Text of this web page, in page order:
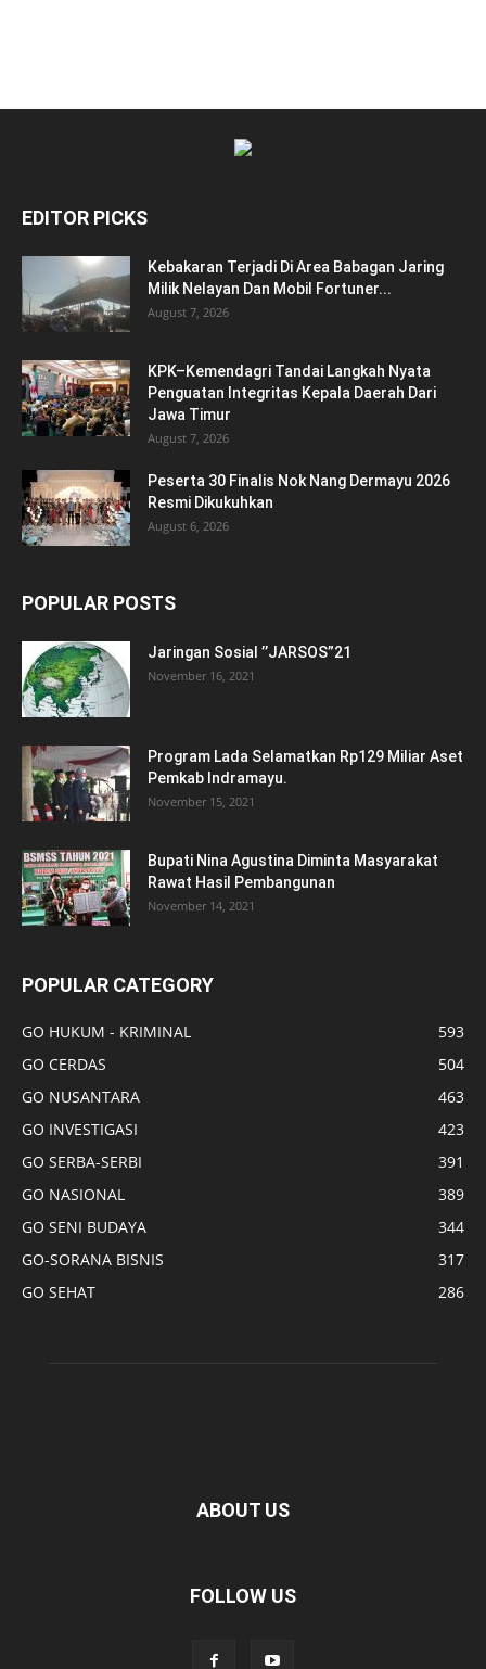
EDITOR PICKS
Kebakaran Terjadi Di Area Babagan Jaring
Milik Nelayan Dan Mobil Fortuner...
August 7, 2026
KPK–Kemendagri Tandai Langkah Nyata
Penguatan Integritas Kepala Daerah Dari
Jawa Timur
August 7, 2026
Peserta 30 Finalis Nok Nang Dermayu 2026
Resmi Dikukuhkan
August 6, 2026
POPULAR POSTS
Jaringan Sosial ’’JARSOS”21
November 16, 2021
Program Lada Selamatkan Rp129 Miliar Aset
Pemkab Indramayu.
November 15, 2021
Bupati Nina Agustina Diminta Masyarakat
Rawat Hasil Pembangunan
November 14, 2021
POPULAR CATEGORY
GO HUKUM - KRIMINAL
593
GO CERDAS
504
GO NUSANTARA
463
GO INVESTIGASI
423
GO SERBA-SERBI
391
GO NASIONAL
389
GO SENI BUDAYA
344
GO-SORANA BISNIS
317
GO SEHAT
286
ABOUT US
FOLLOW US